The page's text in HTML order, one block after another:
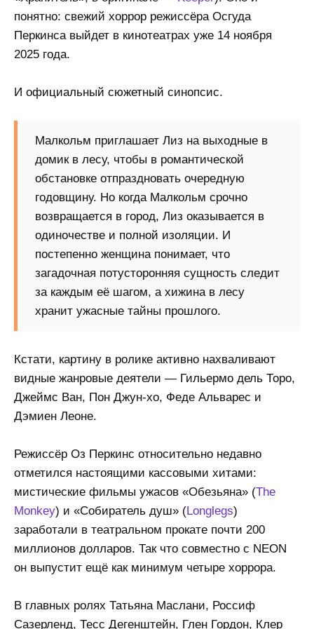
понятно: свежий хоррор режиссёра Осгуда
Перкинса выйдет в кинотеатрах уже 14 ноября
2025 года.
И официальный сюжетный синопсис.
Малкольм приглашает Лиз на выходные в
домик в лесу, чтобы в романтической
обстановке отпраздновать очередную
годовщину. Но когда Малкольм срочно
возвращается в город, Лиз оказывается в
одиночестве и полной изоляции. И
постепенно женщина понимает, что
загадочная потусторонняя сущность следит
за каждым её шагом, а хижина в лесу
хранит ужасные тайны прошлого.
Кстати, картину в ролике активно нахваливают
видные жанровые деятели — Гильермо дель Торо,
Джеймс Ван, Пон Джун-хо, Феде Альварес и
Дэмиен Леоне.
Режиссёр Оз Перкинс относительно недавно
отметился настоящими кассовыми хитами:
мистические фильмы ужасов «Обезьяна» (The
Monkey) и «Собиратель душ» (Longlegs)
заработали в театральном прокате почти 200
миллионов долларов. Так что совместно с NEON
он выпустит ещё как минимум четыре хоррора.
В главных ролях Татьяна Маслани, Россиф
Сазерленд, Тесс Дегенштейн, Глен Гордон, Клер